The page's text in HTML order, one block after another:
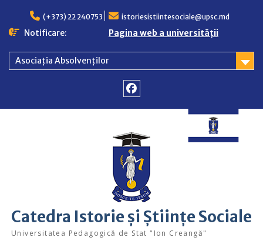
content
(+373) 22 240753 istoriesistiintesociale@upsc.md
Notificare: Pagina web a universității
Asociația Absolvenților
Catedra Istorie și Științe Sociale
Universitatea Pedagogică de Stat "Ion Creangă"